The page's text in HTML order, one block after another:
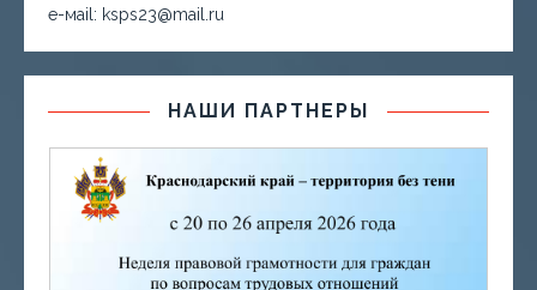
е-маil: ksps23@mail.ru
НАШИ ПАРТНЕРЫ